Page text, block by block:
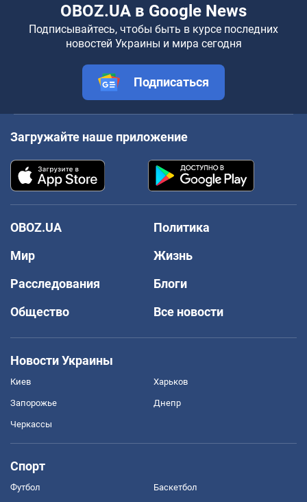
OBOZ.UA в Google News
Подписывайтесь, чтобы быть в курсе последних
новостей Украины и мира сегодня
Подписаться
Загружайте наше приложение
OBOZ.UA
Политика
Мир
Жизнь
Расследования
Блоги
Общество
Все новости
Новости Украины
Киев Харьков
Запорожье Днепр
Черкассы
Спорт
Футбол Баскетбол